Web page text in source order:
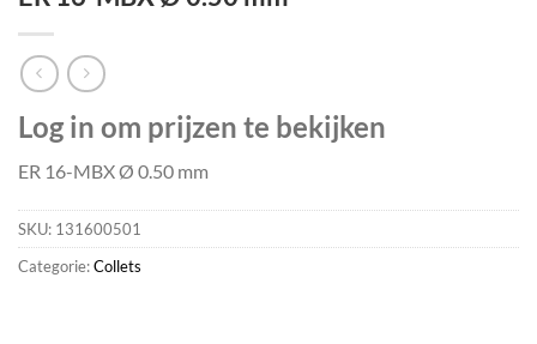
Log in om prijzen te bekijken
ER 16-MBX Ø 0.50 mm
SKU: 131600501
Categorie:Collets